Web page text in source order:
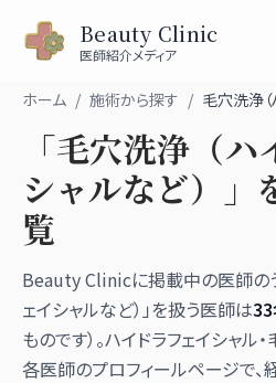
Beauty Clinic
医師紹介メディア
ホーム / 施術から探す / 毛穴洗浄（
「毛穴洗浄（ハ
シャルなど）
」
覧
Beauty Clinicに掲載中の医師のう
ェイシャルなど） 」を扱う医師は33
ものです）。ハイドラフェイシャル
各医師のプロフィールページで、